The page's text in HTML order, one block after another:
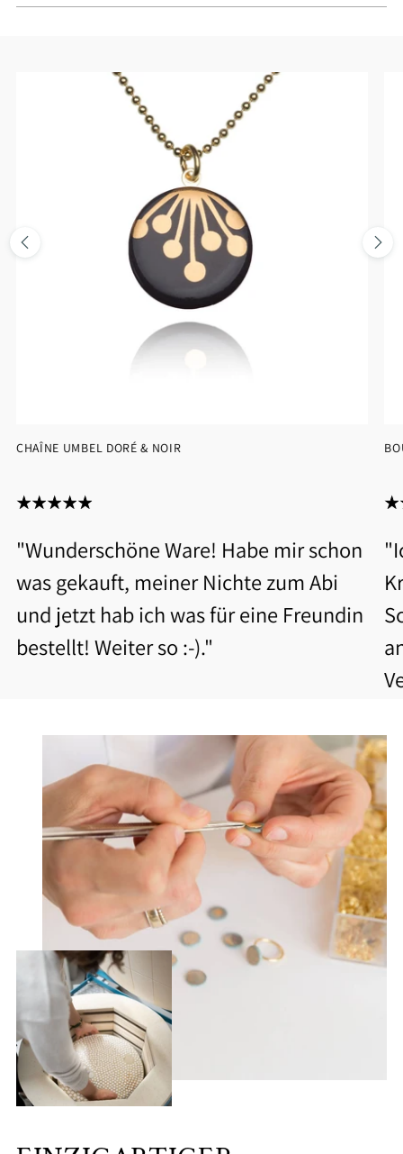
"Wunderschöne Ware! Habe mir schon
was gekauft, meiner Nichte zum Abi
und jetzt hab ich was für eine Freundin
bestellt! Weiter so :-)."
CHAÎNE UMBEL DORÉ & NOIR